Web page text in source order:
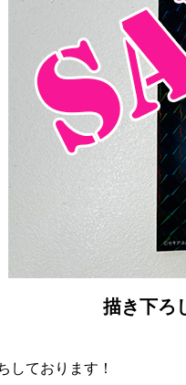
描き下ろ
しております！